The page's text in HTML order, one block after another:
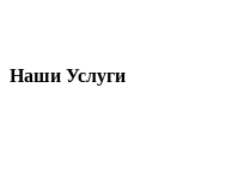
Наши Услуги